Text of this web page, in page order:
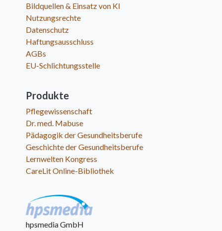
Bildquellen & Einsatz von KI
Nutzungsrechte
Datenschutz
Haftungsausschluss
AGBs
EU-Schlichtungsstelle
Produkte
Pflegewissenschaft
Dr. med. Mabuse
Pädagogik der Gesundheitsberufe
Geschichte der Gesundheitsberufe
Lernwelten Kongress
CareLit Online-Bibliothek
hpsmedia GmbH